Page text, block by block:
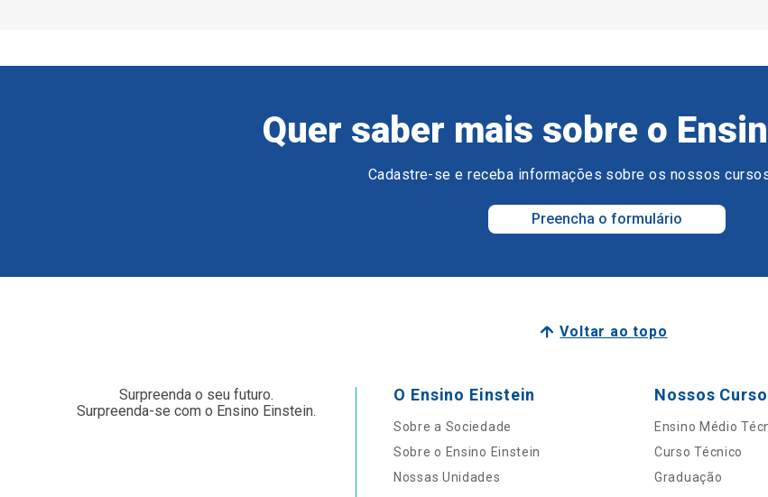
Quer saber mais sobre o
Cadastre-se e receba informações sobre os nossos
Preencha o formulário
Voltar ao topo
Surpreenda o seu futuro.
Surpreenda-se com o Ensino Einstein.
O Ensino Einstein
Sobre a Sociedade
Sobre o Ensino Einstein
Nossas Unidades
Nossos
Ensino Médio
Curso Técnico
Graduação